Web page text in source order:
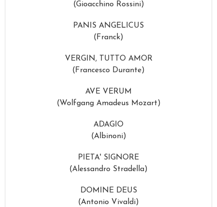
(Gioacchino Rossini)
PANIS ANGELICUS
(Franck)
VERGIN, TUTTO AMOR
(Francesco Durante)
AVE VERUM
(Wolfgang Amadeus Mozart)
ADAGIO
(Albinoni)
PIETA' SIGNORE
(Alessandro Stradella)
DOMINE DEUS
(Antonio Vivaldi)